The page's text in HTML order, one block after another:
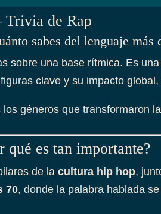
Trivia de Rap
sabes del lenguaje más
sobre una base rítmica. Es
clave y su impacto global,
géneros que transformaron
es tan importante?
de la cultura hip hop,
70, donde la palabra hablada